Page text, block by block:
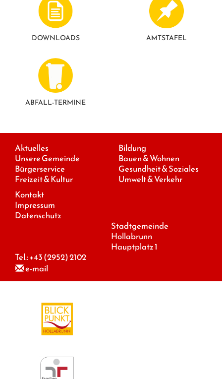
DOWNLOADS AMTSTAFEL
ABFALL-TERMINE
Aktuelles
Unsere Gemeinde
Bürgerservice
Freizeit & Kultur
Bildung
Bauen & Wohnen
Gesundheit & Soziales
Umwelt & Verkehr
Kontakt
Impressum
Datenschutz
Stadtgemeinde
Hollabrunn
Hauptplatz 1
Tel.:+43 (2952) 2102
e-mail